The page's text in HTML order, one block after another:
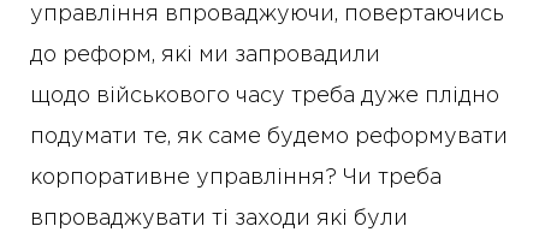
управління впроваджуючи, повертаючись
до реформ, які ми запровадили
щодо військового часу треба дуже плідно
подумати те, як саме будемо реформувати
корпоративне управління? Чи треба
впроваджувати ті заходи які були